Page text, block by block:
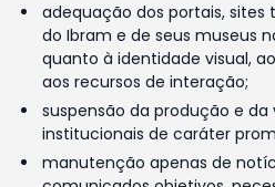
adequação dos portais,
do Ibram e de seus museus
quanto à identidade visual,
aos recursos de interação;
suspensão da produção e
institucionais de caráter
manutenção apenas de